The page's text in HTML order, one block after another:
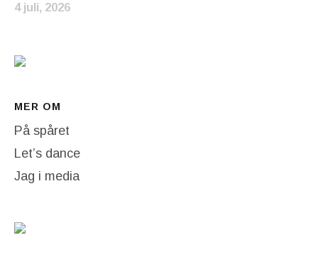
4 juli, 2026
MER OM
På spåret
Let’s dance
Jag i media